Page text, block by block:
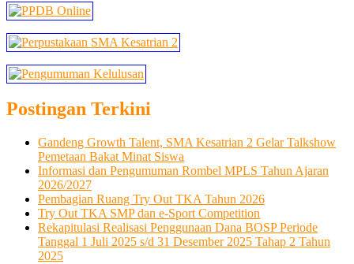
Postingan Terkini
Gandeng Growth Talent, SMA Kesatrian 2 Gelar Talkshow
Pemetaan Bakat Minat Siswa
Informasi dan Pengumuman Rombel MPLS Tahun Ajaran
2026/2027
Pembagian Ruang Try Out TKA Tahun 2026
Try Out TKA SMP dan e-Sport Competition
Rekapitulasi Realisasi Penggunaan Dana BOSP Periode
Tanggal 1 Juli 2025 s/d 31 Desember 2025 Tahap 2 Tahun
2025